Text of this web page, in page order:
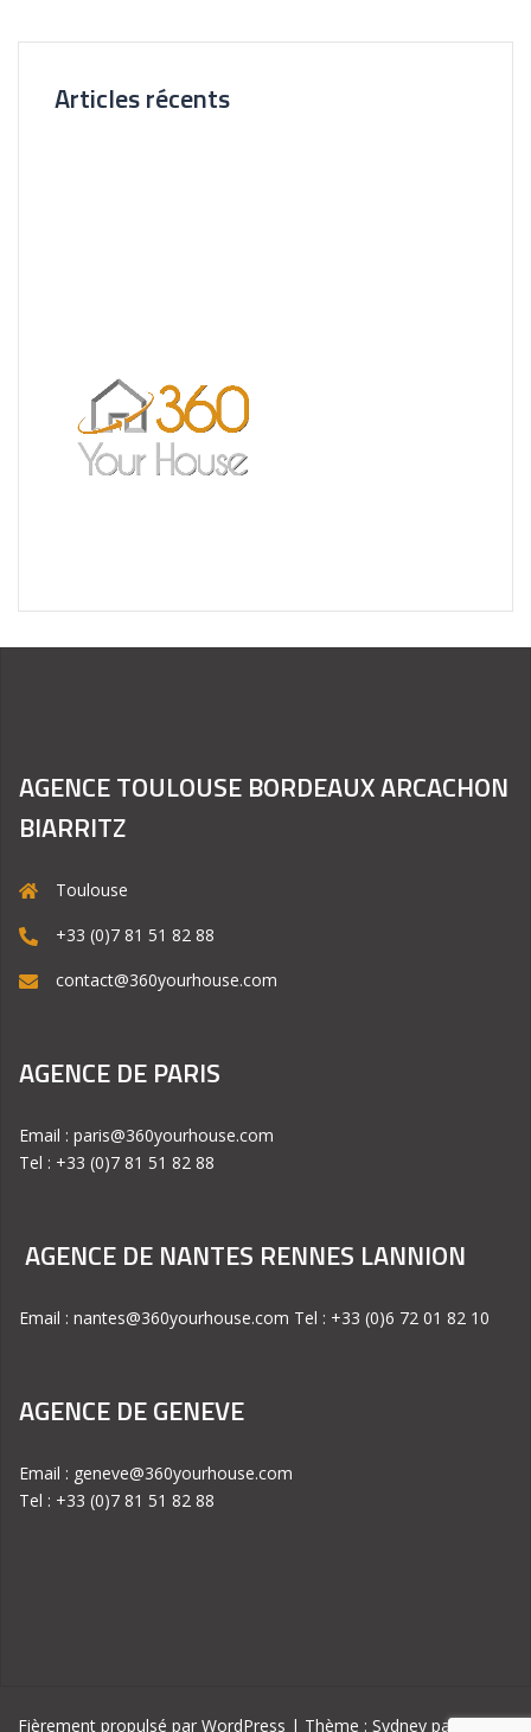
Articles récents
AGENCE TOULOUSE BORDEAUX ARCACHON
BIARRITZ
Toulouse
+33 (0)7 81 51 82 88
contact@360yourhouse.com
AGENCE DE PARIS
Email : paris@360yourhouse.com
Tel : +33 (0)7 81 51 82 88
AGENCE DE NANTES RENNES LANNION
Email : nantes@360yourhouse.com Tel : +33 (0)6 72 01 82 10
AGENCE DE GENEVE
Email : geneve@360yourhouse.com
Tel : +33 (0)7 81 51 82 88
Fièrement propulsé par WordPress | Thème : Sydney par